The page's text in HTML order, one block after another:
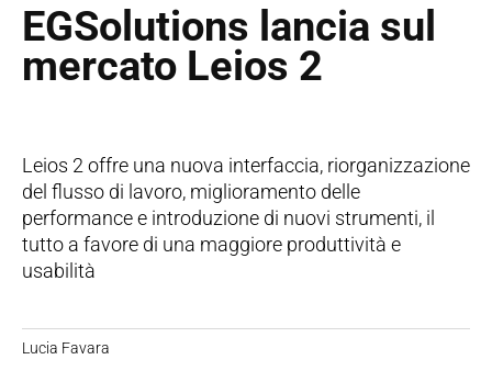
EGSolutions lancia sul
mercato Leios 2
Leios 2 offre una nuova interfaccia, riorganizzazione
del flusso di lavoro, miglioramento delle
performance e introduzione di nuovi strumenti, il
tutto a favore di una maggiore produttività e
usabilità
Lucia Favara